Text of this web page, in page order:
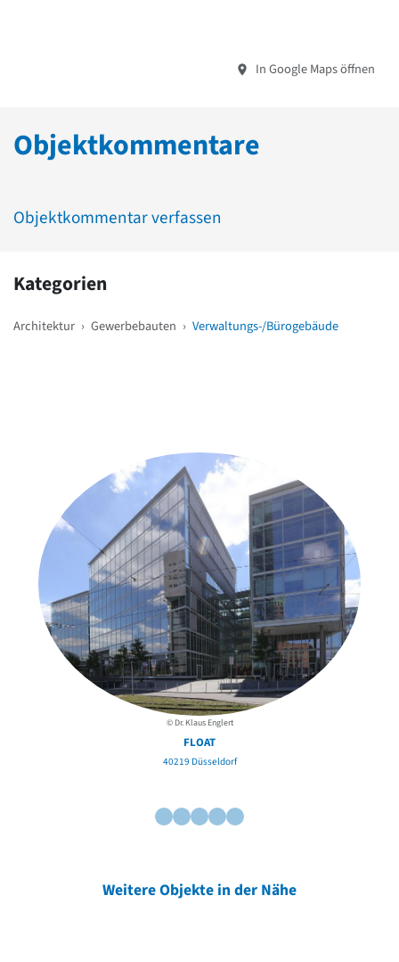
In Google Maps öffnen
Objektkommentare
Objektkommentar verfassen
Kategorien
Architektur › Gewerbebauten › Verwaltungs-/Bürogebäude
© Dr. Klaus Englert
FLOAT
40219 Düsseldorf
Weitere Objekte in der Nähe